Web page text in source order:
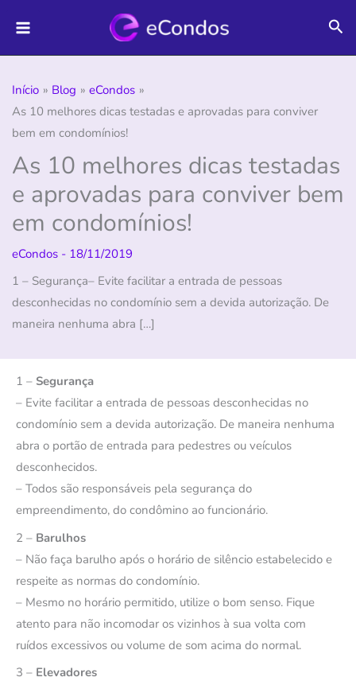
para
o
Início Blog
eCondos
As 10 melhores dicas testadas e aprovadas para conviver
bem em condomínios!
As 10 melhores dicas testadas
e aprovadas para conviver bem
em condomínios!
eCondos - 18/11/2019
1 – Segurança– Evite facilitar a entrada de pessoas
desconhecidas no condomínio sem a devida autorização. De
maneira nenhuma abra […]
1 – Segurança
– Evite facilitar a entrada de pessoas desconhecidas no
condomínio sem a devida autorização. De maneira nenhuma
abra o portão de entrada para pedestres ou veículos
desconhecidos.
– Todos são responsáveis pela segurança do
empreendimento, do condômino ao funcionário.
2 – Barulhos
– Não faça barulho após o horário de silêncio estabelecido e
respeite as normas do condomínio.
– Mesmo no horário permitido, utilize o bom senso. Fique
atento para não incomodar os vizinhos à sua volta com
ruídos excessivos ou volume de som acima do normal.
3 – Elevadores